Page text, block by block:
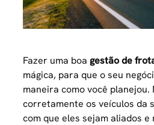
Fazer uma boagestão de
mágica, para que o seu
maneira como você planejou.
corretamente os veículos da
com que eles sejam aliados e